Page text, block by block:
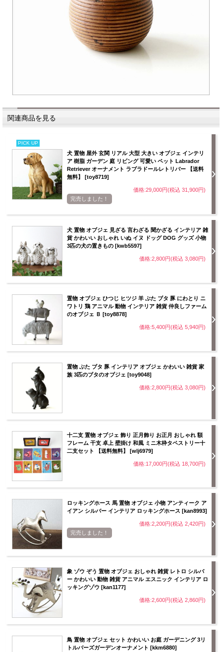
関連商品を見る
PICK UP
犬 置物 屋外 玄関 リアル 大型 大きい オブジェ インテリ
ア 樹脂 ガーデン 庭 リビング 可愛い ペット Labrador
Retriever オーナメント ラブラドールレトリバー 【送料
無料】 [toy8719]
価格:29,000円(税込 31,900円)
完売しました！
犬 置物 オブジェ 見ざる 言わざる 聞かざる インテリア 雑
貨 かわいい おしゃれ いぬ イヌ ドッグ DOG グッズ 小物
3匹の犬の置きもの [kwb5597]
価格:2,800円(税込 3,080円)
置物 オブジェ ひつじ ヒツジ 羊 ぶた ブタ 豚 にわとり ニ
ワトリ 鶏 アニマル 動物 インテリア 雑貨 仲良しファーム
のオブジェ Ｂ [toy8878]
価格:5,400円(税込 5,940円)
置物 ぶた ブタ 豚 インテリア オブジェ かわいい 雑貨 家
族 3匹のブタのオブジェ [toy9048]
価格:2,800円(税込 3,080円)
十二支 置物 オブジェ 飾り 正月飾り お正月 おしゃれ 額
フレーム 干支 卓上 壁掛け 和風 ミニ木枠タペストリー十
二支セット 【送料無料】 [wlj6979]
価格:17,000円(税込 18,700円)
ロッキングホース 馬 置物 オブジェ 小物 アンティーク ア
イアン シルバー インテリア ロッキングホース [kan8993]
価格:2,200円(税込 2,420円)
完売しました！
象 ゾウ ぞう 置物 オブジェ おしゃれ 雑貨 レトロ シルバ
ー かわいい 動物 雑貨 アニマル エスニック インテリア ロ
ッキングゾウ [kan1177]
価格:2,600円(税込 2,860円)
鳥 置物 オブジェ セット かわいい お庭 ガーデニング 3リ
トルバーズガーデンオーナメント [kkm6880]